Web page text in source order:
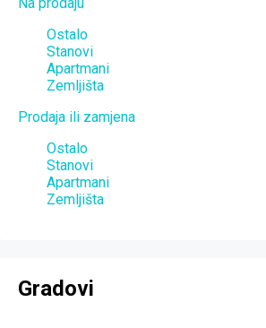
Ostalo
Stanovi
Apartmani
Zemljišta
Prodaja ili zamjena
Ostalo
Stanovi
Apartmani
Zemljišta
Gradovi